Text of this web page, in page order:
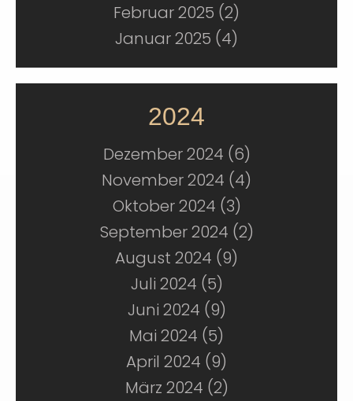
Februar 2025 (2)
Januar 2025 (4)
2024
Dezember 2024 (6)
November 2024 (4)
Oktober 2024 (3)
September 2024 (2)
August 2024 (9)
Juli 2024 (5)
Juni 2024 (9)
Mai 2024 (5)
April 2024 (9)
März 2024 (2)